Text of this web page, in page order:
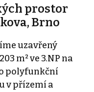
prostor
Brno
uzavřený
m² ve 3.NP na
polyfunkční
v přízemí a